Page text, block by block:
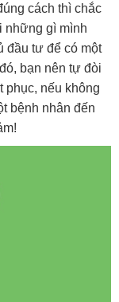
cách thì chắc
những gì mình
đầu tư để có một
bạn nên tự đòi
phục, nếu không
bệnh nhân đến